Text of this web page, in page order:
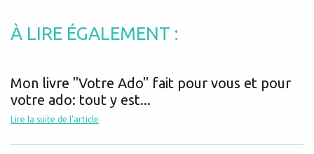
À LIRE ÉGALEMENT :
Mon livre "Votre Ado" fait pour vous et pour
votre ado: tout y est...
Lire la suite de l'article